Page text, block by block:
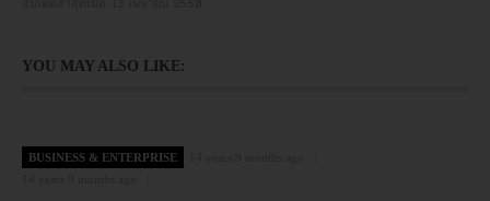
YOU MAY ALSO LIKE:
BUSINESS & ENTERPRISE